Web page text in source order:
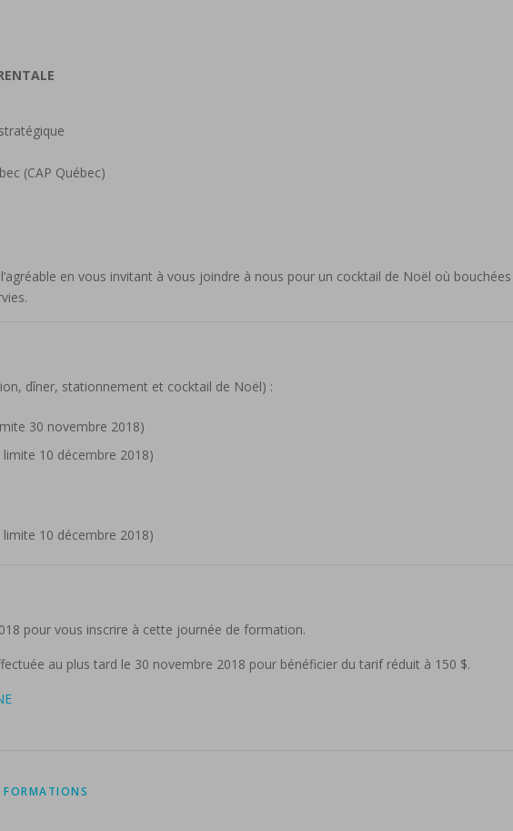
(CAP Québec)
en vous invitant à vous joindre à nous pour un cocktail de Noël où bouchées
dîner, stationnement et cocktail de Noël) :
30 novembre 2018)
10 décembre 2018)
10 décembre 2018)
pour vous inscrire à cette journée de formation.
au plus tard le 30 novembre 2018 pour bénéficier du tarif réduit à 150 $.
FORMATIONS